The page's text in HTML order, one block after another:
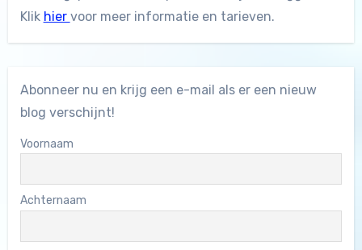
Klik hier voor meer informatie en tarieven.
Abonneer nu en krijg een e-mail als er een nieuw
blog verschijnt!
Voornaam
Achternaam